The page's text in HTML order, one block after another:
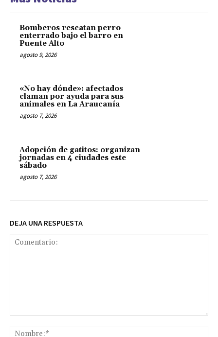
Bomberos rescatan perro
enterrado bajo el barro en
Puente Alto
agosto 9, 2026
«No hay dónde»: afectados
claman por ayuda para sus
animales en La Araucanía
agosto 7, 2026
Adopción de gatitos: organizan
jornadas en 4 ciudades este
sábado
agosto 7, 2026
DEJA UNA RESPUESTA